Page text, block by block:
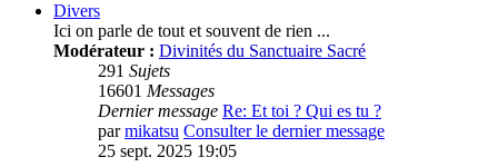
Divers
Ici on parle de tout et souvent de rien ...
Modérateur : Divinités du Sanctuaire Sacré
291 Sujets
16601 Messages
Dernier message Re: Et toi ? Qui es tu ?
parmikatsu Consulter le dernier message
25 sept. 2025 19:05